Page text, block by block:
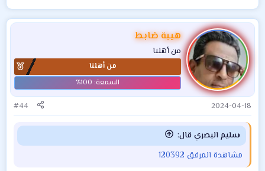
هيبة ضابط
من أهلنا
من أهلنا
2024-04-18
#44
سليم البصري قال:
مشاهدة المرفق 120392